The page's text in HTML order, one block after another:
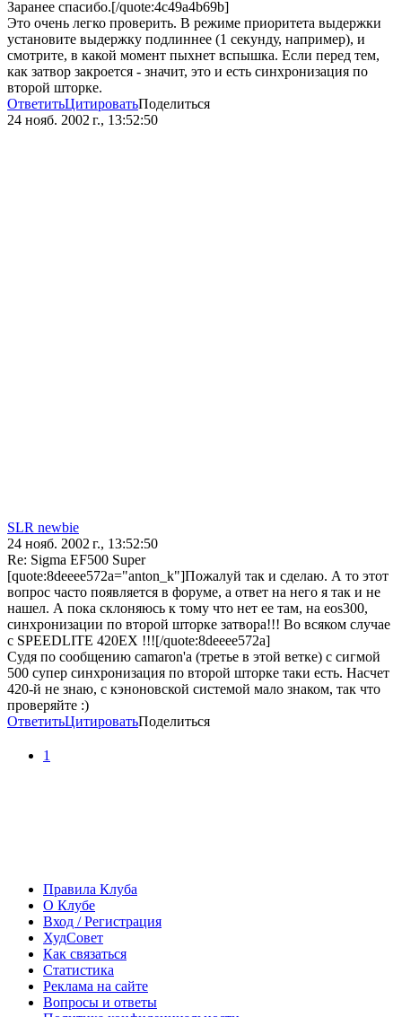
Заранее спасибо.[/quote:4c49a4b69b]
Это очень легко проверить. В режиме приоритета выдержки
установите выдержку подлиннее (1 секунду, например), и
смотрите, в какой момент пыхнет вспышка. Если перед тем,
как затвор закроется - значит, это и есть синхронизация по
второй шторке.
ОтветитьЦитироватьПоделиться
24 нояб. 2002 г., 13:52:50
SLR newbie
24 нояб. 2002 г., 13:52:50
Re: Sigma EF500 Super
[quote:8deeee572a="anton_k"]Пожалуй так и сделаю. А то этот
вопрос часто появляется в форуме, а ответ на него я так и не
нашел. А пока склоняюсь к тому что нет ее там, на eos300,
синхронизации по второй шторке затвора!!! Во всяком случае
с SPEEDLITE 420EX !!![/quote:8deeee572a]
Судя по сообщению camaron'a (третье в этой ветке) с сигмой
500 супер синхронизация по второй шторке таки есть. Насчет
420-й не знаю, с кэноновской системой мало знаком, так что
проверяйте :)
ОтветитьЦитироватьПоделиться
1
Правила Клуба
О Клубе
Вход / Регистрация
ХудСовет
Как связаться
Статистика
Реклама на сайте
Вопросы и ответы